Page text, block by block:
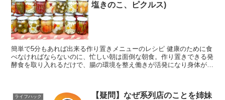
塩きのこ、ピクルス)
簡単で5分もあれば出来る作り置きメニューのレシピ 健康のために食
べなければならないのに、忙しい朝は面倒な朝食。作り置きできる発
酵食を取り入れるだけで、腸の環境を整え働きが活発になり身体が軽
ライフハック
【疑問】なぜ系列店のことを姉妹